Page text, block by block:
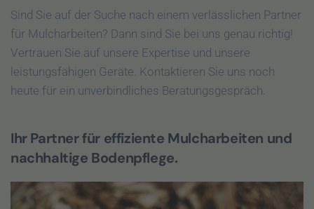
Sind Sie auf der Suche nach einem verlässlichen Partner
für Mulcharbeiten? Dann sind Sie bei uns genau richtig!
Vertrauen Sie auf unsere Expertise und unsere
leistungsfähigen Geräte. Kontaktieren Sie uns noch
heute für ein unverbindliches Beratungsgespräch.
Ihr Partner für effiziente Mulcharbeiten und
nachhaltige Bodenpflege.